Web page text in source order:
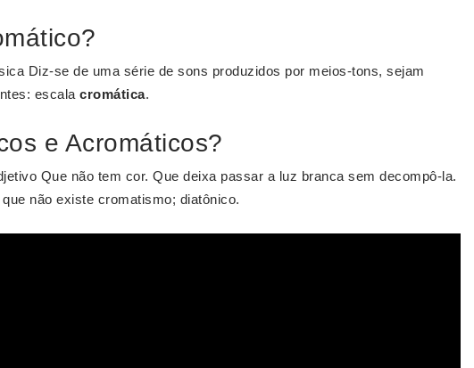
Diz-se de uma série de sons produzidos por meios-tons, sejam
escala cromática.
e Acromáticos?
Que não tem cor. Que deixa passar a luz branca sem decompô-la.
não existe cromatismo; diatônico.